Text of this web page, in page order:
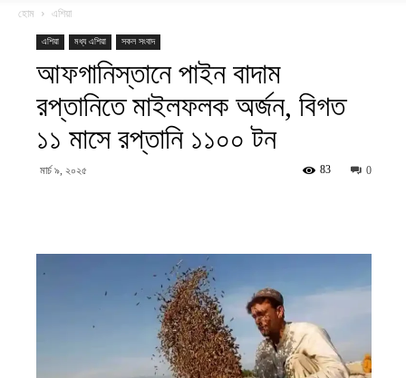
||
আল-
হোম এশিয়া
এশিয়া মধ্য এশিয়া সকল সংবাদ
আফগানিস্তানে পাইন বাদাম
রপ্তানিতে মাইলফলক অর্জন, বিগত
১১ মাসে রপ্তানি ১১০০ টন
মার্চ ৯, ২০২৫ 0
83